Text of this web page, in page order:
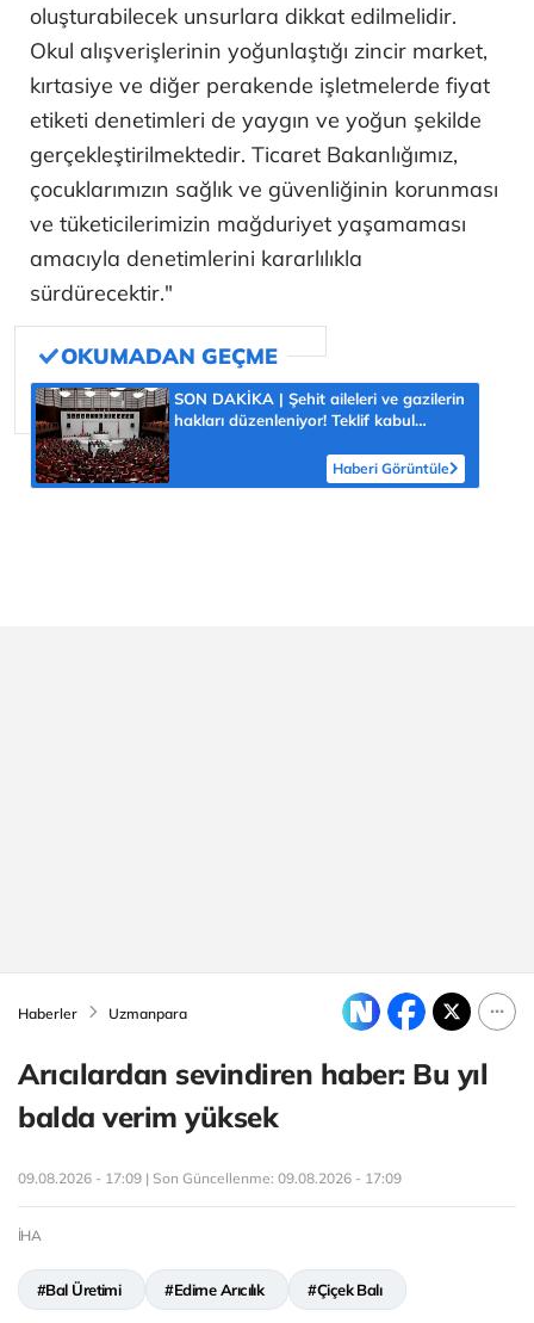
oluşturabilecek unsurlara dikkat edilmelidir.
Okul alışverişlerinin yoğunlaştığı zincir market,
kırtasiye ve diğer perakende işletmelerde fiyat
etiketi denetimleri de yaygın ve yoğun şekilde
gerçekleştirilmektedir. Ticaret Bakanlığımız,
çocuklarımızın sağlık ve güvenliğinin korunması
ve tüketicilerimizin mağduriyet yaşamaması
amacıyla denetimlerini kararlılıkla
sürdürecektir."
SON DAKİKA | Şehit aileleri ve gazilerin
hakları düzenleniyor! Teklif kabul
Haberi Görüntüle
Haberler Uzmanpara
Arıcılardan sevindiren haber: Bu yıl
balda verim yüksek
09.08.2026 - 17:09 | Son Güncellenme: 09.08.2026 - 17:09
İHA
#Bal Üretimi #Edirne Arıcılık #Çiçek Balı